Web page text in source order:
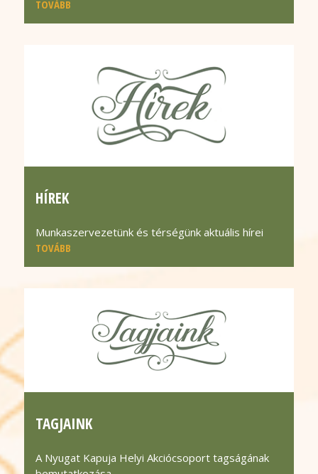
TOVÁBB
HÍREK
Munkaszervezetünk és térségünk aktuális hírei
TOVÁBB
TAGJAINK
A Nyugat Kapuja Helyi Akciócsoport tagságának